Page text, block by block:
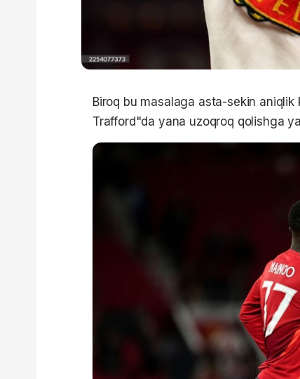
Biroq bu masalaga asta-sekin
Trafford"da yana uzoqroq qolishga